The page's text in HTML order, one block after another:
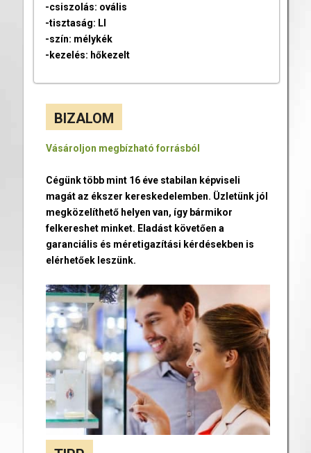
-csiszolás: ovális
-tisztaság: LI
-szín: mélykék
-kezelés: hőkezelt
BIZALOM
Vásároljon megbízható forrásból
Cégünk több mint 16 éve stabilan képviseli
magát az ékszer kereskedelemben. Üzletünk jól
megközelíthető helyen van, így bármikor
felkereshet minket. Eladást követően a
garanciális és méretigazítási kérdésekben is
elérhetőek leszünk.